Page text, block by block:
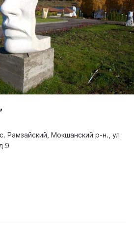
Рамзайский, Мокшанский р-н., ул
9